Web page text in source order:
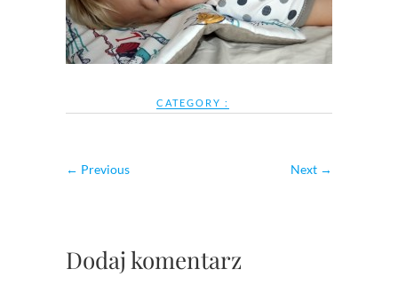
CATEGORY :
← Previous Next →
Dodaj komentarz